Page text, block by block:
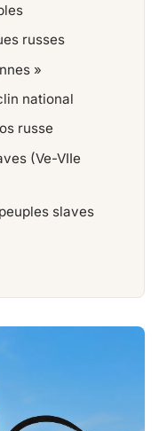
russes
»
national
russe
(Ve-VIIe
slaves